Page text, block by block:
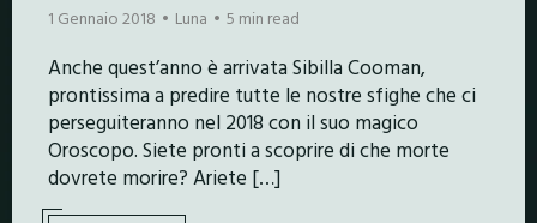
1 Gennaio 2018 Luna 5 min read
Anche quest’anno è arrivata Sibilla Cooman,
prontissima a predire tutte le nostre sfighe che ci
perseguiteranno nel 2018 con il suo magico
Oroscopo. Siete pronti a scoprire di che morte
dovrete morire? Ariete […]